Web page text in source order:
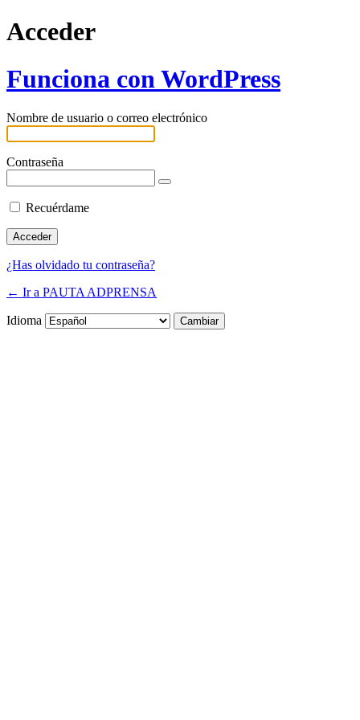
Acceder
Funciona con WordPress
Nombre de usuario o correo electrónico
Contraseña
Recuérdame
¿Has olvidado tu contraseña?
← Ir a PAUTA ADPRENSA
Idioma